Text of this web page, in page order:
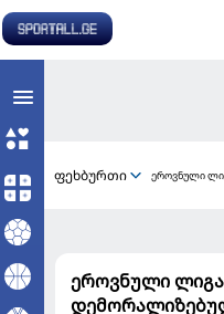
ფეხბურთი ეროვნული
ეროვნული